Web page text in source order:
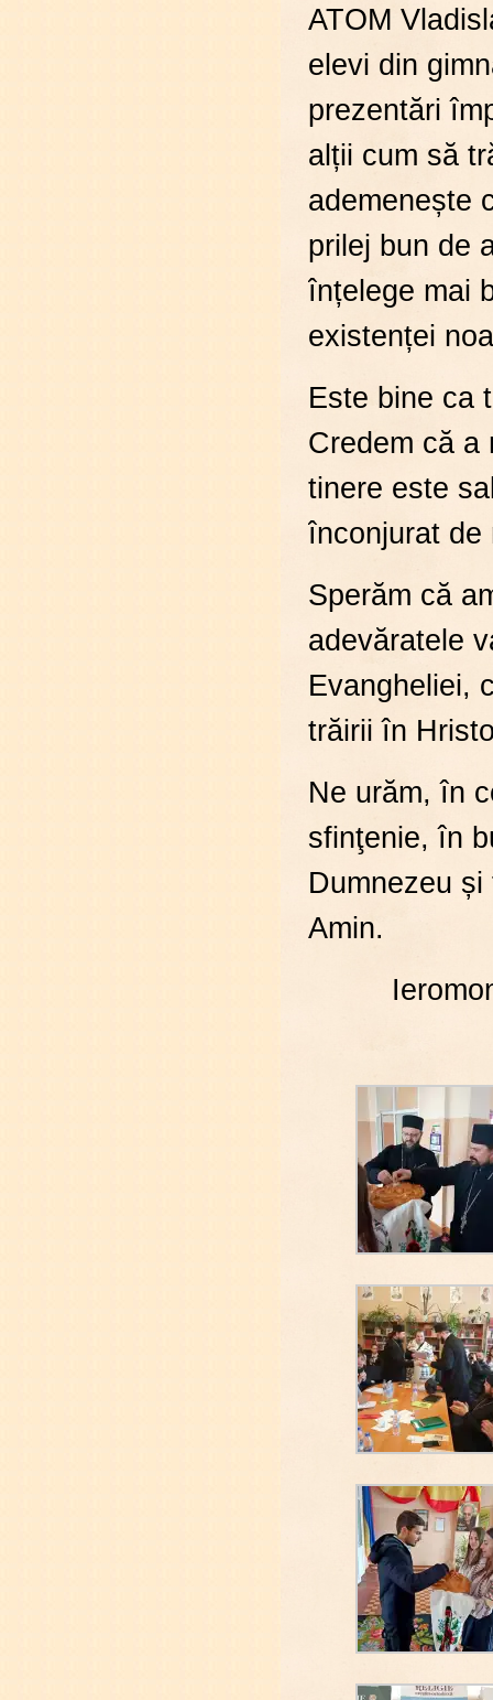
ATOM
elevi din
prezentări
alții cum să
ademenește
prilej bun de
înțelege mai
existenței
Este bine ca
Credem că a
tinere este
înconjurat de
Sperăm că
adevăratele
Evangheliei,
trăirii în
Ne urăm, în
sfinţenie, în
Dumnezeu
Amin.